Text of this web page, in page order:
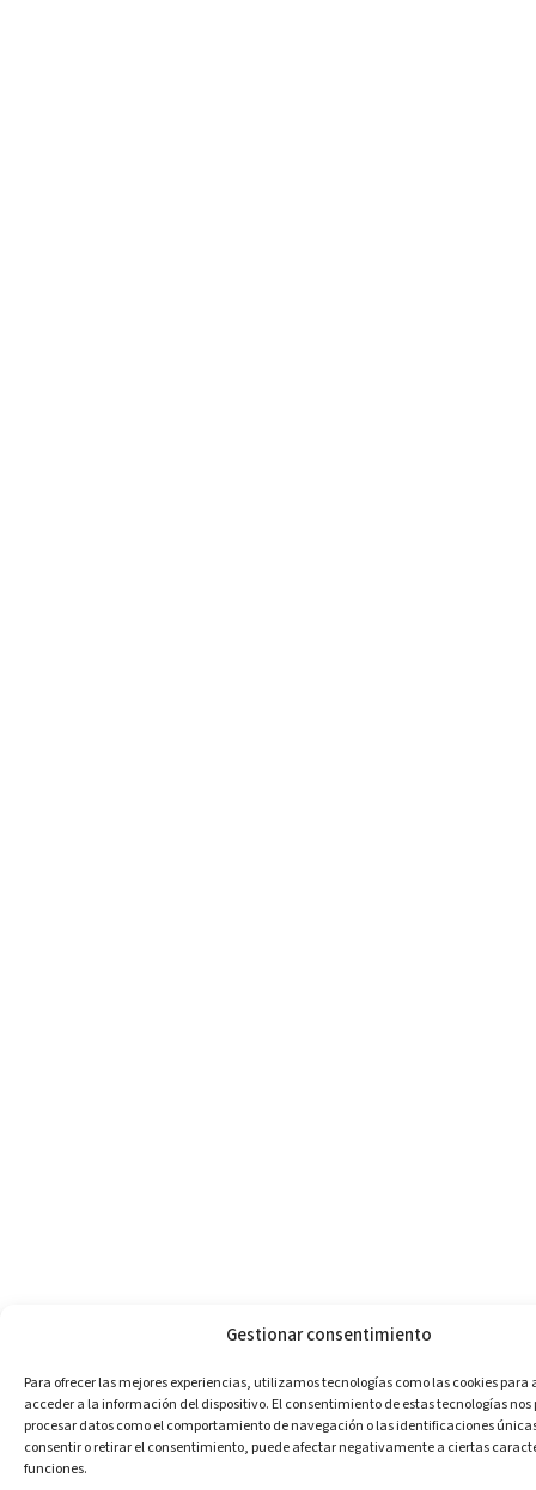
Gestionar consentimiento
Para ofrecer las mejores experiencias, utilizamos tecnologías como las cookies
acceder a la información del dispositivo. El consentimiento de estas tecnologías
procesar datos como el comportamiento de navegación o las identificaciones
consentir o retirar el consentimiento, puede afectar negativamente a ciertas
funciones.